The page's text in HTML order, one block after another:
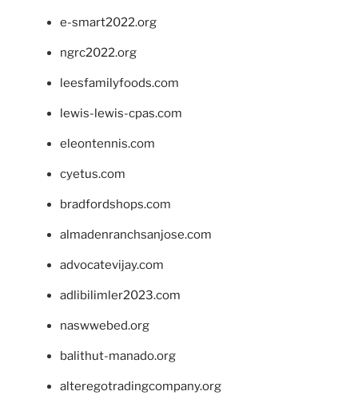
e-smart2022.org
ngrc2022.org
leesfamilyfoods.com
lewis-lewis-cpas.com
eleontennis.com
cyetus.com
bradfordshops.com
almadenranchsanjose.com
advocatevijay.com
adlibilimler2023.com
naswwebed.org
balithut-manado.org
alteregotradingcompany.org